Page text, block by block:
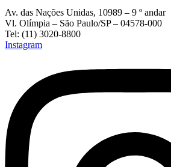
Av. das Nações Unidas, 10989 – 9 º andar
Vl. Olímpia – São Paulo/SP – 04578-000
Tel: (11) 3020-8800
Instagram